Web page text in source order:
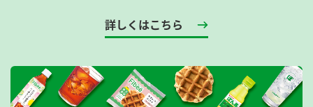
詳しくはこちら